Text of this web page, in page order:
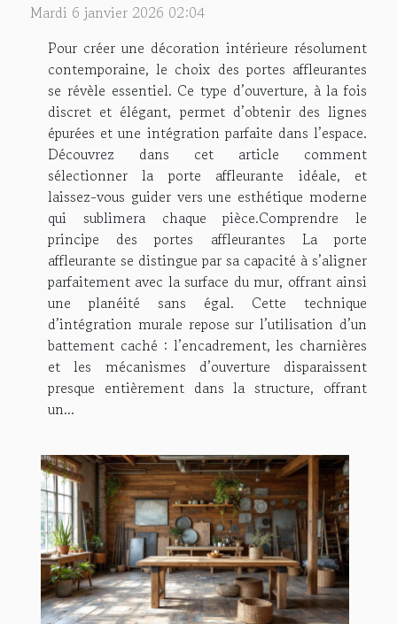
Mardi 6 janvier 2026 02:04
Pour créer une décoration intérieure résolument
contemporaine, le choix des portes affleurantes
se révèle essentiel. Ce type d’ouverture, à la fois
discret et élégant, permet d’obtenir des lignes
épurées et une intégration parfaite dans l’espace.
Découvrez dans cet article comment
sélectionner la porte affleurante idéale, et
laissez-vous guider vers une esthétique moderne
qui sublimera chaque pièce.Comprendre le
principe des portes affleurantes La porte
affleurante se distingue par sa capacité à s’aligner
parfaitement avec la surface du mur, offrant ainsi
une planéité sans égal. Cette technique
d’intégration murale repose sur l’utilisation d’un
battement caché : l’encadrement, les charnières
et les mécanismes d’ouverture disparaissent
presque entièrement dans la structure, offrant
un...